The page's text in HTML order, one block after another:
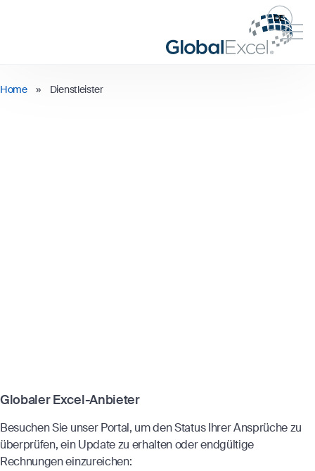
DE
Home » Dienstleister
Globaler Excel-Anbieter
Besuchen Sie unser Portal, um den Status Ihrer Ansprüche zu
überprüfen, ein Update zu erhalten oder endgültige
Rechnungen einzureichen: